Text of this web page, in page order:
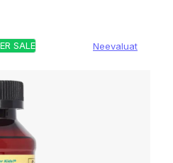
SALE
Evaluarea
5
Neevaluat